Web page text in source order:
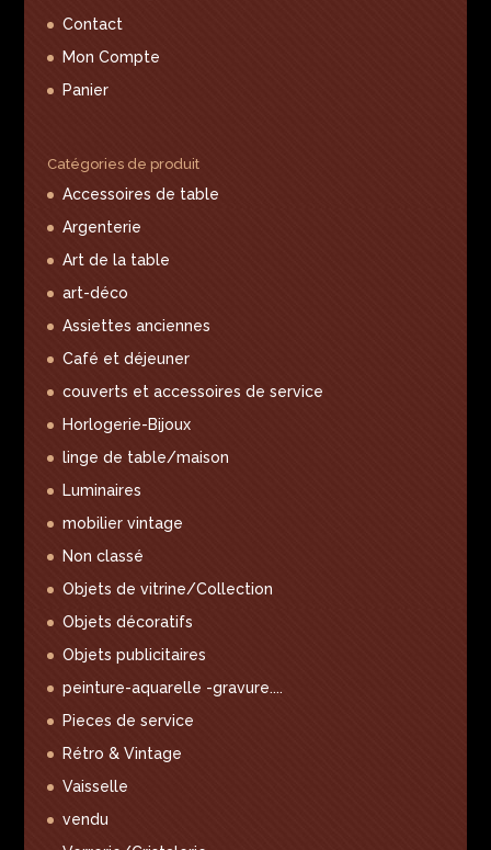
Contact
Mon Compte
Panier
Catégories de produit
Accessoires de table
Argenterie
Art de la table
art-déco
Assiettes anciennes
Café et déjeuner
couverts et accessoires de service
Horlogerie-Bijoux
linge de table/maison
Luminaires
mobilier vintage
Non classé
Objets de vitrine/Collection
Objets décoratifs
Objets publicitaires
peinture-aquarelle -gravure....
Pieces de service
Rétro & Vintage
Vaisselle
vendu